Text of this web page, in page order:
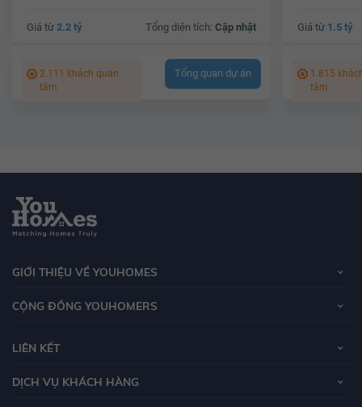
Giá từ 2.2 tỷ Tổng diện tích: Cập nhật
2.111 khách quan
tâm
Tổng quan dự án
Giá từ 1.5 tỷ
1.815
tâm
GIỚI THIỆU VỀ YOUHOMES
CỘNG ĐỒNG YOUHOMERS
LIÊN KẾT
DỊCH VỤ KHÁCH HÀNG